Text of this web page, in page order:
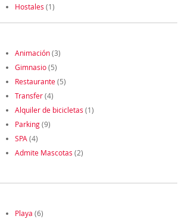
Hostales (1)
Animación(3)
Gimnasio(5)
Restaurante(5)
Transfer(4)
Alquiler de bicicletas (1)
Parking(9)
SPA (4)
Admite Mascotas (2)
Playa (6)